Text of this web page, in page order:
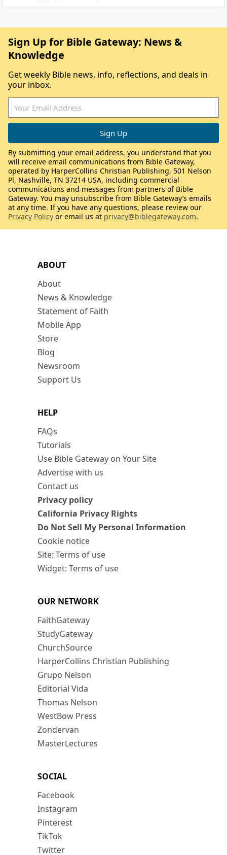
ABOUT
About
News & Knowledge
Statement of Faith
Mobile App
Store
Blog
Newsroom
Support Us
HELP
FAQs
Tutorials
Use Bible Gateway on Your Site
Advertise with us
Contact us
Privacy policy
California Privacy Rights
Do Not Sell My Personal Information
Cookie notice
Site: Terms of use
Widget: Terms of use
OUR NETWORK
FaithGateway
StudyGateway
ChurchSource
HarperCollins Christian Publishing
Grupo Nelson
Editorial Vida
Thomas Nelson
WestBow Press
Zondervan
MasterLectures
SOCIAL
Facebook
Instagram
Pinterest
TikTok
Twitter
Sign Up for Bible Gateway: News &
Knowledge
Get weekly Bible news, info, reflections, and deals in
your inbox.
By submitting your email address, you understand that you
will receive email communications from Bible Gateway,
operated by HarperCollins Christian Publishing, 501 Nelson
Pl, Nashville, TN 37214 USA, including commercial
communications and messages from partners of Bible
Gateway. You may unsubscribe from Bible Gateway’s emails
at any time. If you have any questions, please review our
Privacy Policy or email us at privacy@biblegateway.com.